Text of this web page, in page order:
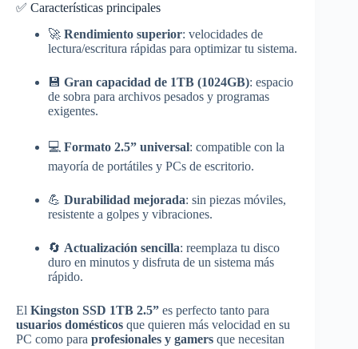
✅ Características principales
🚀 Rendimiento superior: velocidades de
lectura/escritura rápidas para optimizar tu sistema.
💾 Gran capacidad de 1TB (1024GB): espacio
de sobra para archivos pesados y programas
exigentes.
💻 Formato 2.5” universal: compatible con la
mayoría de portátiles y PCs de escritorio.
💪 Durabilidad mejorada: sin piezas móviles,
resistente a golpes y vibraciones.
🔄 Actualización sencilla: reemplaza tu disco
duro en minutos y disfruta de un sistema más
rápido.
El Kingston SSD 1TB 2.5” es perfecto tanto para
usuarios domésticos que quieren más velocidad en su
PC como para profesionales y gamers que necesitan